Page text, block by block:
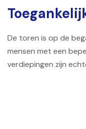
De toren is op de
mensen met een
verdiepingen zijn